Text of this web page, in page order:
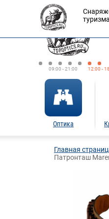
09:00 - 21:00 12:00 -
Оптика
Главная
Патронташ